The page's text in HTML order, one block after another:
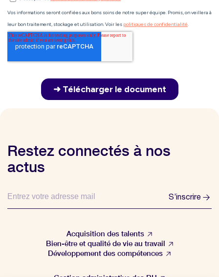
Restez connectés à nos
actus
S’inscrire
Acquisition des talents
Bien-être et qualité de vie au travail
Développement des compétences